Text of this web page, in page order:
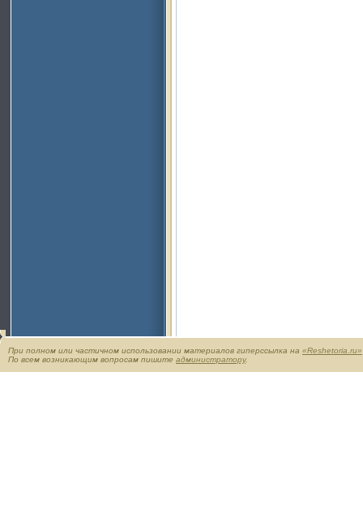
При полном или частичном использовании материалов гиперссылка на «Reshetoria.ru»
По всем возникающим вопросам пишите администратору.